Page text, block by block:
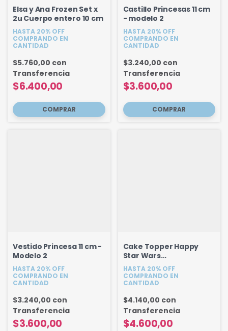
Elsa y Ana Frozen Set x
2u Cuerpo entero 10 cm
HASTA 20% OFF
COMPRANDO EN
CANTIDAD
$6.400,00
$5.760,00 con
Transferencia
Castillo Princesas 11 cm
- modelo 2
HASTA 20% OFF
COMPRANDO EN
CANTIDAD
$3.600,00
$3.240,00 con
Transferencia
Vestido Princesa 11 cm -
Modelo 2
HASTA 20% OFF
COMPRANDO EN
CANTIDAD
$3.600,00
$3.240,00 con
Transferencia
Cake Topper Happy
Star Wars
Personalizado 18 cm
HASTA 20% OFF
COMPRANDO EN
CANTIDAD
$4.600,00
$4.140,00 con
Transferencia